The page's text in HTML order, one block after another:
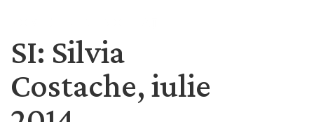
SI: Silvia
Costache, iulie